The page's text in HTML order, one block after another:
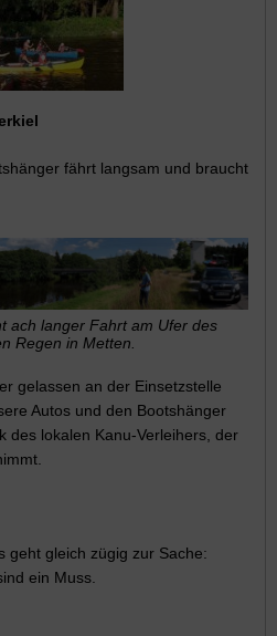
fährt langsam und braucht
ach langer Fahrt am Ufer des
Regen in Metten.
gelassen an der Einsetzstelle
Autos und den Bootshänger
des lokalen Kanu-Verleihers, der
geht gleich zügig zur Sache:
ein Muss.